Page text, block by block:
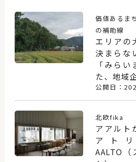
価値あるま
の補助線
エリアの
決まらな
「みら
た、地域
公開日：
北欧fika
アアルト
アトリ
AALTO（